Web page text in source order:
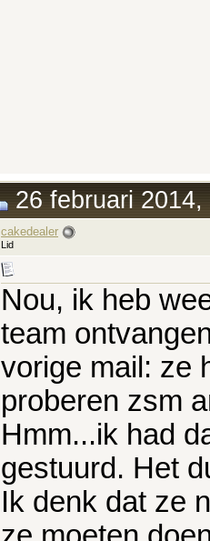
26 februari 2014,
cakedealer
Lid
Nou, ik heb
team
vorige mail: ze
proberen zsm
Hmm...ik had
gestuurd. Het
Ik denk dat ze